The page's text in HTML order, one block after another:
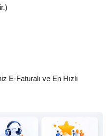
E-Faturalı ve En Hızlı